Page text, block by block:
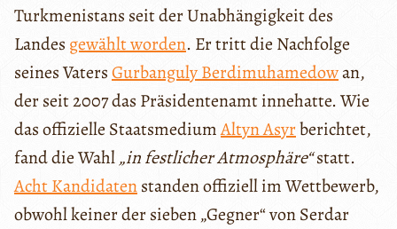
Turkmenistans seit der Unabhängigkeit des
Landes gewählt worden. Er tritt die Nachfolge
seines VatersGurbanguly Berdimuhamedowan,
der seit 2007 das Präsidentenamt innehatte. Wie
das offizielle StaatsmediumAltyn Asyrberichtet,
fand die Wahl„in festlicher Atmosphäre“statt.
Acht Kandidatenstanden offiziell im Wettbewerb,
obwohl keiner der sieben „Gegner“ von Serdar